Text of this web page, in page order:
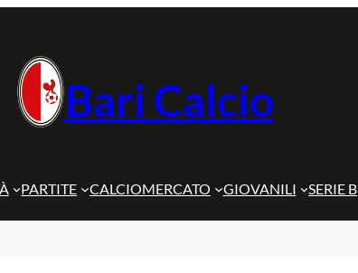
Bari Calcio
PARTITE CALCIOMERCATO GIOVANILI SERIE B